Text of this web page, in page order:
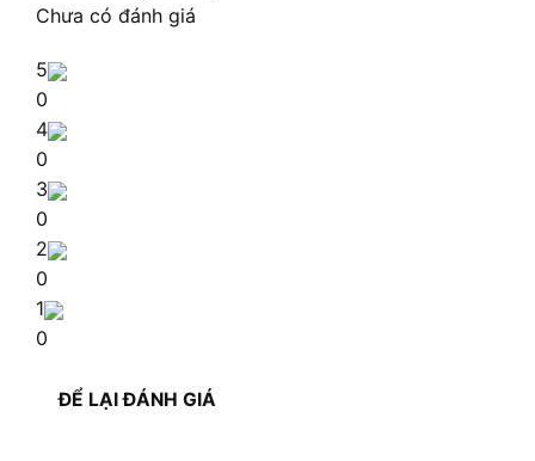
Chưa có đánh giá
5
0
4
0
3
0
2
0
1
0
ĐỂ LẠI ĐÁNH GIÁ